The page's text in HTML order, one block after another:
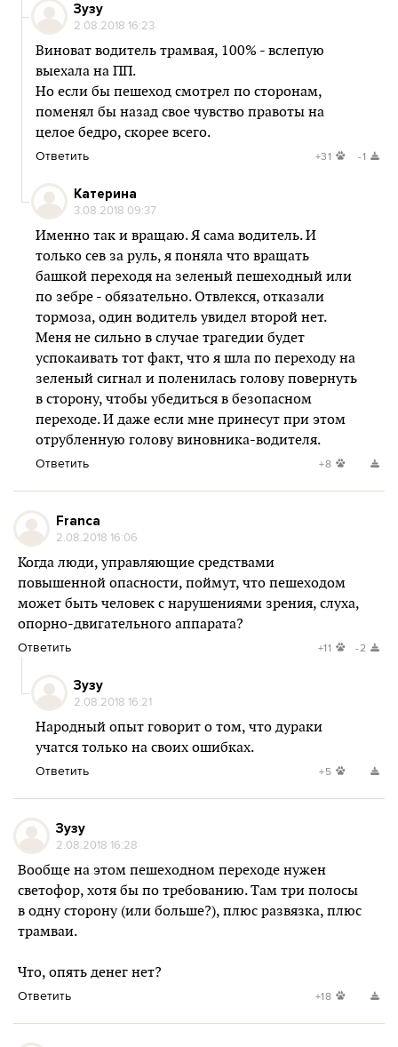
Зузу
2.08.2018 16:23
Виноват водитель трамвая, 100% - вслепую
выехала на ПП.
Но если бы пешеход смотрел по сторонам,
поменял бы назад свое чувство правоты на
целое бедро, скорее всего.
Ответить +31 -1
Катерина
3.08.2018 09:37
Именно так и вращаю. Я сама водитель. И
только сев за руль, я поняла что вращать
башкой переходя на зеленый пешеходный или
по зебре - обязательно. Отвлекся, отказали
тормоза, один водитель увидел второй нет.
Меня не сильно в случае трагедии будет
успокаивать тот факт, что я шла по переходу на
зеленый сигнал и поленилась голову повернуть
в сторону, чтобы убедиться в безопасном
переходе. И даже если мне принесут при этом
отрубленную голову виновника-водителя.
Ответить +8
Franca
2.08.2018 16:06
Когда люди, управляющие средствами
повышенной опасности, поймут, что пешеходом
может быть человек с нарушениями зрения, слуха,
опорно-двигательного аппарата?
Ответить +11 -2
Зузу
2.08.2018 16:21
Народный опыт говорит о том, что дураки
учатся только на своих ошибках.
Ответить +5
Зузу
2.08.2018 16:28
Вообще на этом пешеходном переходе нужен
светофор, хотя бы по требованию. Там три полосы
в одну сторону (или больше?), плюс развязка, плюс
трамваи.
Что, опять денег нет?
Ответить +18